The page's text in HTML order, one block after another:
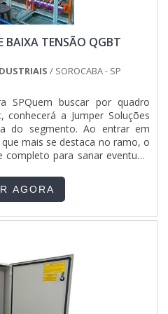
BAIXA TENSÃO QGBT
/ SOROCABA - SP
SPQuem buscar por quadro
a Jumper Soluções
do segmento. Ao entrar em
mais se destaca no ramo, o
para sanar eventuais
qgbt, com a Jumper Soluções
e diversas opções
TENSÃO QGBTA Jumper
as atividades e equipamentos
para oferecer quadro geral de
muitas maneiras
demonstrar competência,
AGORA